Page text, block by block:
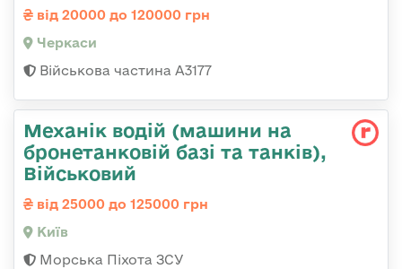
від 20000 до 120000 грн
Черкаси
Військова частина А3177
Механік водій (машини на
бронетанковій базі та танків),
Військовий
від 25000 до 125000 грн
Київ
Морська Піхота ЗСУ